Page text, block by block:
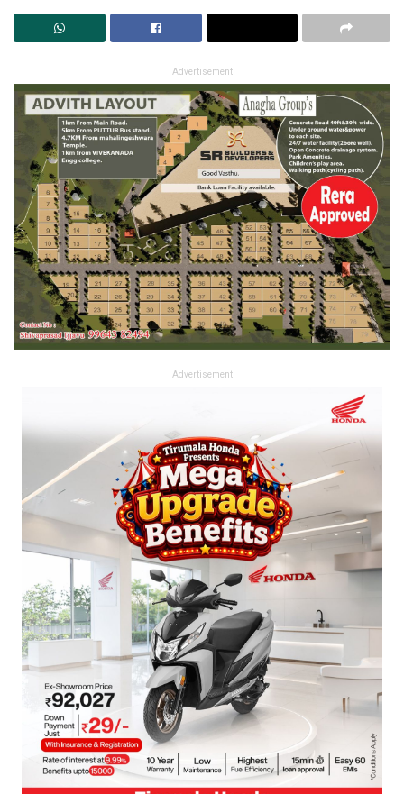
Advertisement
Advertisement